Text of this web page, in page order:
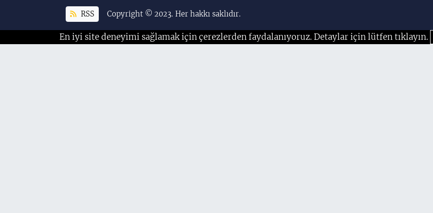
RSS Copyright © 2023. Her hakkı saklıdır.
En iyi site deneyimi sağlamak için çerezlerden faydalanıyoruz. Detaylar için lütfen tıklayın.